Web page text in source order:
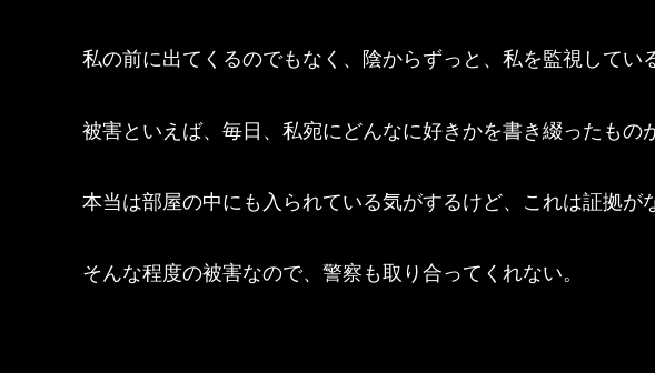
私の前に出てくるのでもなく、陰からずっと、私を監視してい
被害といえば、毎日、私宛にどんなに好きかを書き綴ったもの
本当は部屋の中にも入られている気がするけど、これは証拠が
そんな程度の被害なので、警察も取り合ってくれない。